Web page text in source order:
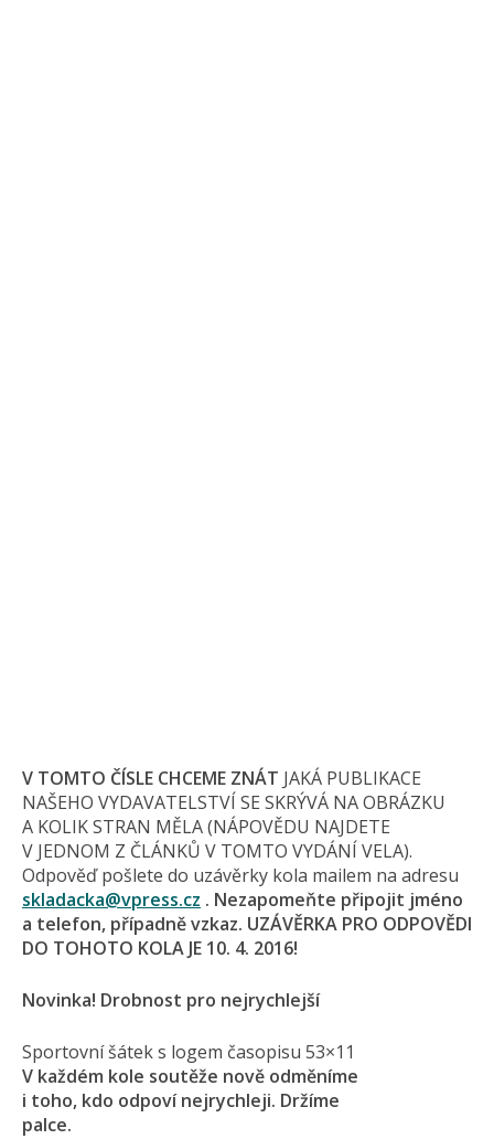
V TOMTO ČÍSLE CHCEME ZNÁT JAKÁ PUBLIKACE
NAŠEHO VYDAVATELSTVÍ SE SKRÝVÁ NA OBRÁZKU
A KOLIK STRAN MĚLA (NÁPOVĚDU NAJDETE
V JEDNOM Z ČLÁNKŮ V TOMTO VYDÁNÍ VELA).
Odpověď pošlete do uzávěrky kola mailem na adresu
skladacka@vpress.cz . Nezapomeňte připojit jméno
a telefon, případně vzkaz. UZÁVĚRKA PRO ODPOVĚDI
DO TOHOTO KOLA JE 10. 4. 2016!
Novinka! Drobnost pro nejrychlejší
Sportovní šátek s logem časopisu 53×11
V každém kole soutěže nově odměníme
i toho, kdo odpoví nejrychleji. Držíme
palce.